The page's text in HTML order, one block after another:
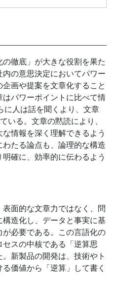
徹底」が大きな役割を果た
の意思決定においてパワー
画や提案を文章化すること
パワーポイントに比べて情
に人は話を聞くより、文章
いる。文章の黙読により、
情報を深く理解できるよう
たる論点も、論理的な構造
確に、効率的に伝わるよう
面的な文章力ではなく、問
造化し、データと事実に基
必要である。この言語化の
スの中核である「逆算思
新製品の開発は、技術やト
価値から「逆算」して書く